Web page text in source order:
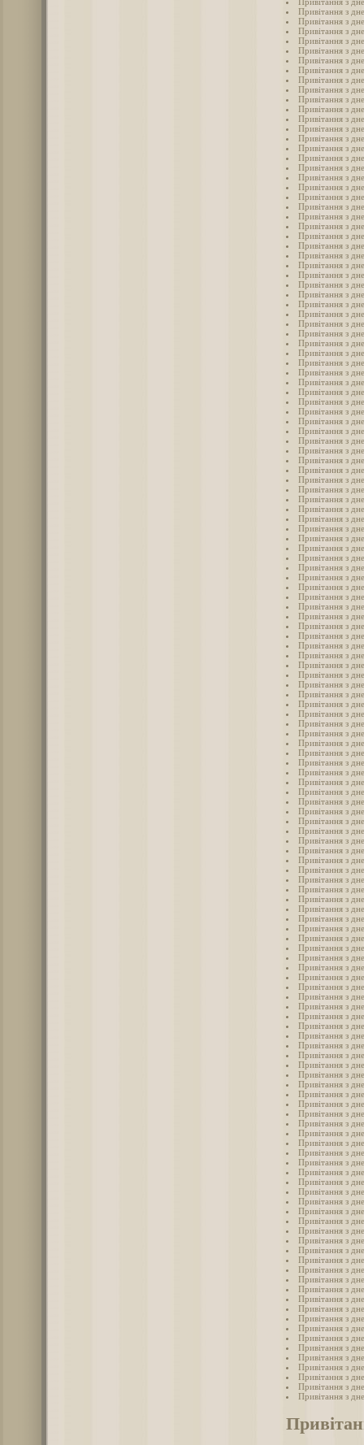
Привітання з
Привітання з
Привітання з
Привітання з
Привітання з
Привітання з
Привітання з
Привітання з
Привітання з
Привітання з
Привітання з
Привітання з
Привітання з
Привітання з
Привітання з
Привітання з
Привітання з
Привітання з
Привітання з
Привітання з
Привітання з
Привітання з
Привітання з
Привітання з
Привітання з
Привітання з
Привітання з
Привітання з
Привітання з
Привітання з
Привітання з
Привітання з
Привітання з
Привітання з
Привітання з
Привітання з
Привітання з
Привітання з
Привітання з
Привітання з
Привітання з
Привітання з
Привітання з
Привітання з
Привітання з
Привітання з
Привітання з
Привітання з
Привітання з
Привітання з
Привітання з
Привітання з
Привітання з
Привітання з
Привітання з
Привітання з
Привітання з
Привітання з
Привітання з
Привітання з
Привітання з
Привітання з
Привітання з
Привітання з
Привітання з
Привітання з
Привітання з
Привітання з
Привітання з
Привітання з
Привітання з
Привітання з
Привітання з
Привітання з
Привітання з
Привітання з
Привітання з
Привітання з
Привітання з
Привітання з
Привітання з
Привітання з
Привітання з
Привітання з
Привітання з
Привітання з
Привітання з
Привітання з
Привітання з
Привітання з
Привітання з
Привітання з
Привітання з
Привітання з
Привітання з
Привітання з
Привітання з
Привітання з
Привітання з
Привітання з
Привітання з
Привітання з
Привітання з
Привітання з
Привітання з
Привітання з
Привітання з
Привітання з
Привітання з
Привітання з
Привітання з
Привітання з
Привітання з
Привітання з
Привітання з
Привітання з
Привітання з
Привітання з
Привітання з
Привітання з
Привітання з
Привітання з
Привітання з
Привітання з
Привітання з
Привітання з
Привітання з
Привітання з
Привітання з
Привітання з
Привітання з
Привітання з
Привітання з
Привітання з
Привітання з
Привітання з
Привітання з
Привітання з
Привітання з
Привітання з
Привітання з
Привітання з
Привітання з